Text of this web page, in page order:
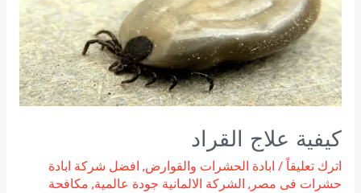
كيفية علاج القراد
اترك تعليقاً / ابادة الحشرات والقوارض, افضل شركة ابادة
حشرات فى مصر , الشركة الالمانية جودة عالمية, مكافحة
القراد